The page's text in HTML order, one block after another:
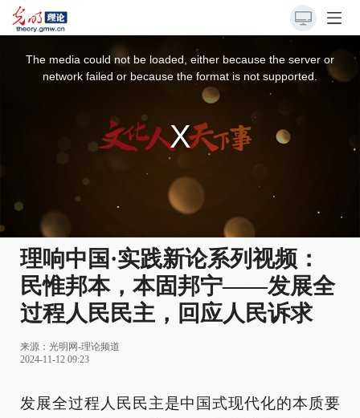
The media could not be loaded, either because the server or
network failed or because the format is not supported.
理响中国·实践新论系列视频：
民惟邦本，本固邦宁——发展全
过程人民民主，回应人民诉求
来源： 光明网-理论频道
2024-11-12 09:23
发展全过程人民民主是中国式现代化的本质要